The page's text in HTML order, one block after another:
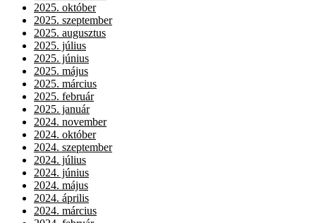
2025. október
2025. szeptember
2025. augusztus
2025. július
2025. június
2025. május
2025. március
2025. február
2025. január
2024. november
2024. október
2024. szeptember
2024. július
2024. június
2024. május
2024. április
2024. március